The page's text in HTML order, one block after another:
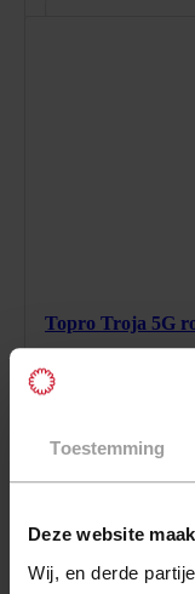
Toestemming
Deze website
Wij, en derde
Topro Troja 5G